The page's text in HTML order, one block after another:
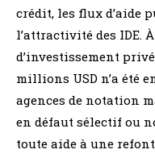
crédit, les flux d’aide
l’attractivité des IDE.
d’investissement
millions USD n’a été
agences de notation
en défaut sélectif ou
toute aide à une